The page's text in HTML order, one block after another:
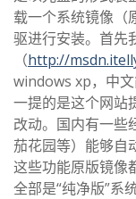
载一个系统镜像（
驱进行安装。首先
（http://
windows xp，中
一提的是这个网站
改动。国内有一些
茄花园等）能够自
这些功能原版镜像
全部是“纯净版”系